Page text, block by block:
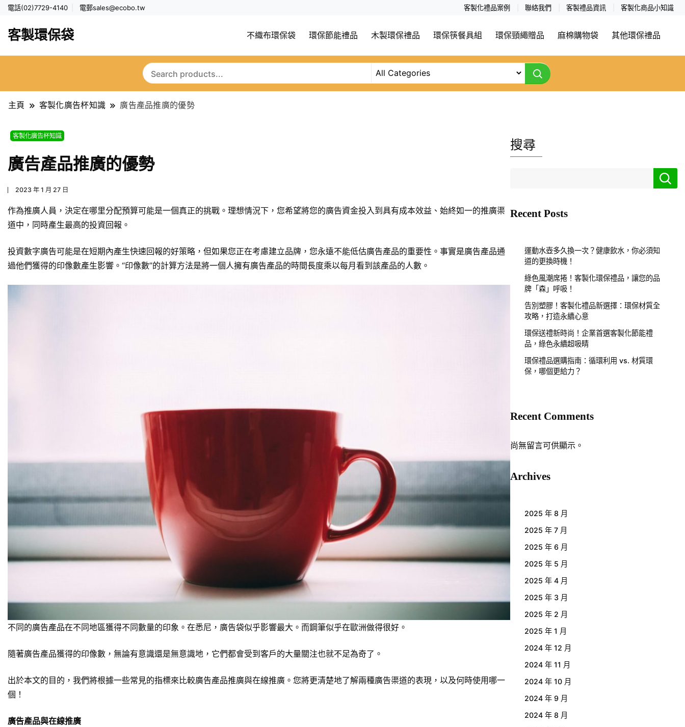
電話(02)7729-4140 電郵sales@ecobo.tw 客製化禮品案例 聯絡我們 客製禮品資訊 客製化商品小知識
客製環保袋 不織布環保袋 環保節能禮品 木製環保禮品 環保筷餐具組 環保頸繩贈品 麻棉購物袋 其他環保禮品
主頁 客製化廣告杯知識 廣告產品推廣的優勢
客製化廣告杯知識
廣告產品推廣的優勢
2023 年 1 月 27 日
作為推廣人員，決定在哪里分配預算可能是一個真正的挑戰。理想情況下，您希望將您的廣告資金投入到具有成本效益、始終如一的推廣渠
道中，同時產生最高的投資回報。
投資數字廣告可能是在短期​​內產生快速回報的好策略，但如果您正在考慮建立品牌，您永遠不能低估廣告產品的重要性。事實是廣告產品通
過他們獲得的印像數產生影響。“印像數”的計算方法是將一個人擁有廣告產品的時間長度乘以每月看到該產品的人數。
不同的廣告產品在不同地區獲得不同數量的印象。在悉尼， 廣告袋似乎影響最大。而鋼筆似乎在歐洲做得很好。
隨著廣告產品獲得的印像數，無論有意識還是無意識地，它們都會受到客戶的大量關注也就不足為奇了。
出於本文的目的，我們將根據一些常見的指標來比較廣告產品推廣與在線推廣。您將更清楚地了解兩種廣告渠道的表現，以及何時使用哪一
個！
廣告產品與在線推廣
搜尋
Recent Posts
運動水壺多久換一次？健康飲水，你必須知
道的更換時機！
綠色風潮席捲！客製化環保禮品，讓您的品
牌「森」呼吸！
告別塑膠！客製化禮品新選擇：環保材質全
攻略，打造永續心意
環保送禮新時尚！企業首選客製化節能禮
品，綠色永續超吸睛
環保禮品選購指南：循環利用 vs. 材質環
保，哪個更給力？
Recent Comments
尚無留言可供顯示。
Archives
2025 年 8 月
2025 年 7 月
2025 年 6 月
2025 年 5 月
2025 年 4 月
2025 年 3 月
2025 年 2 月
2025 年 1 月
2024 年 12 月
2024 年 11 月
2024 年 10 月
2024 年 9 月
2024 年 8 月